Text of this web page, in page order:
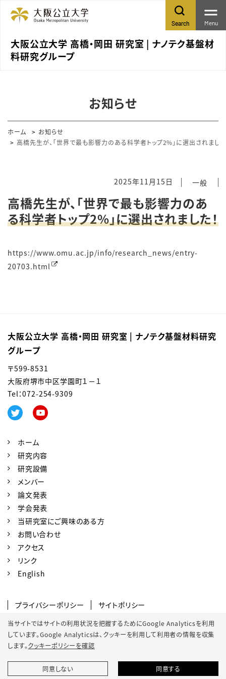
大阪公立大学 高橋・岡田 研究室 | ナノテク基盤材
料研究グループ
Search Menu
お知らせ
ホーム
お知らせ
高橋先生が、「世界で最も影響力のある科学者トップ2%」に選出されました
2025年11月15日 一般
高橋先生が、「世界で最も影響力のあ
る科学者トップ2%」に選出されました！
https://www.omu.ac.jp/info/research_news/entry-
20703.html
当サイトではサイトの利用状況を把握するためにGoogle Analyticsを利用
しています。Google Analyticsは、 クッキーを利用して利用者の情報を収集
します。クッキーポリシーを確認
同意しない 同意する
大阪公立大学 高橋・岡田 研究室 | ナノテク基盤材料研究
グループ
〒599-8531
大阪府堺市中区学園町１－１
Tel：072-254-9309
ホーム
研究内容
研究設備
メンバー
論文発表
学会発表
当研究室にご興味のある方
お問い合わせ
アクセス
リンク
English
プライバシーポリシー
サイトポリシー
ソーシャルメディアポリシー
クッキーポリシー
サイトマップ
© 2022 Osaka Metropolitan University.